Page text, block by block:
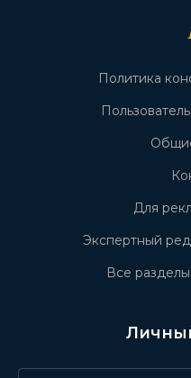
Политика
Для
Экспертный
Все